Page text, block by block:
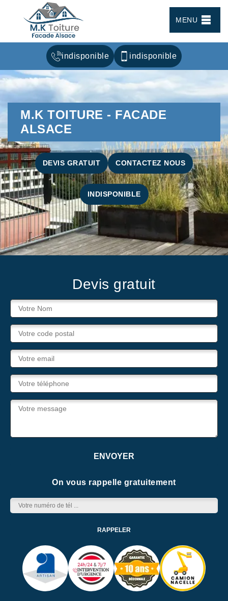
MENU
indisponible indisponible
M.K TOITURE - FACADE
ALSACE
DEVIS GRATUIT CONTACTEZ NOUS
INDISPONIBLE
Devis gratuit
On vous rappelle gratuitement